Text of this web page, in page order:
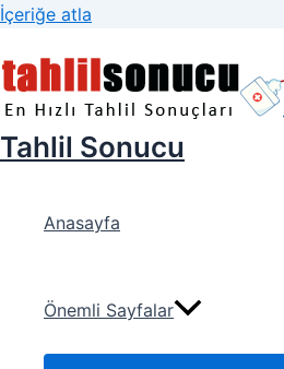
İçeriğe atla
Tahlil Sonucu
Anasayfa
Önemli Sayfalar